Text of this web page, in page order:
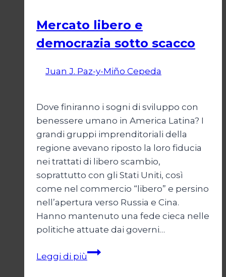
Mercato libero e
democrazia sotto scacco
Juan J. Paz-y-Miño Cepeda
Dove finiranno i sogni di sviluppo con
benessere umano in America Latina? I
grandi gruppi imprenditoriali della
regione avevano riposto la loro fiducia
nei trattati di libero scambio,
soprattutto con gli Stati Uniti, così
come nel commercio “libero” e persino
nell’apertura verso Russia e Cina.
Hanno mantenuto una fede cieca nelle
politiche attuate dai governi…
Leggi di piùMercato